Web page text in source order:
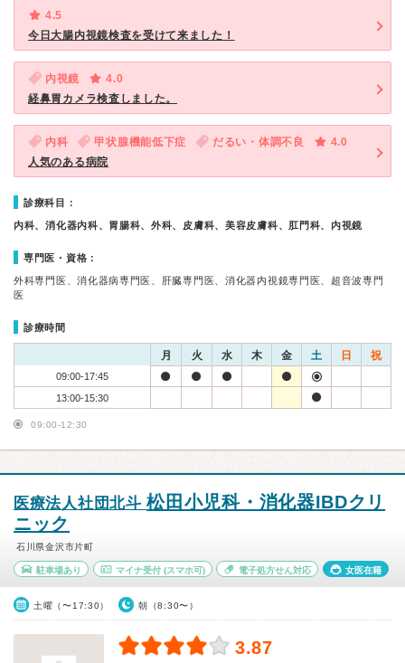
4.5
今日大腸内視鏡検査を受けて来ました！
内視鏡
4.0
経鼻胃カメラ検査しました。
内科 甲状腺機能低下症 だるい・体調不良
4.0
人気のある病院
診療科目：
内科、消化器内科、胃腸科、外科、皮膚科、美容皮膚科、肛門科、内視鏡
専門医・資格：
外科専門医、消化器病専門医、肝臓専門医、消化器内視鏡専門医、超音波専門
医
診療時間
月 火 水 木 金 土 日 祝
09:00-17:45
13:00-15:30
09:00-12:30
医療法人社団北斗松田小児科・消化器IBDクリ
ニック
石川県金沢市片町
駐車場あり マイナ受付(スマホ可) 電子処方せん対応 女医在籍
土曜（〜17:30） 朝（8:30〜）
3.87